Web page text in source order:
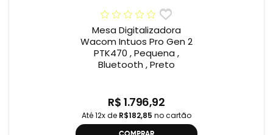
Mesa Digitalizadora
Wacom Intuos Pro Gen 2
PTK470 , Pequena ,
Bluetooth , Preto
R$ 1.796,92
Até 12x de R$182,85 no cartão